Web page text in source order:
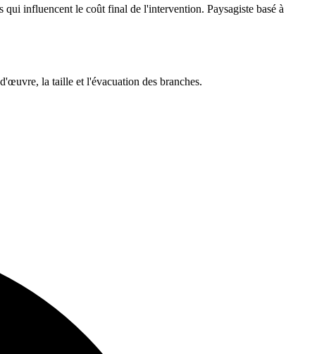
influencent le coût final de l'intervention. Paysagiste basé à
la taille et l'évacuation des branches.